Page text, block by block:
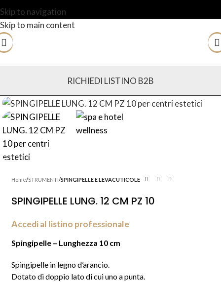
Skip to navigation
Skip to main content
RICHIEDI LISTINO B2B
Home STRUMENTI SPINGIPELLE E LEVACUTICOLE
SPINGIPELLE LUNG. 12 CM PZ 10
Accedi al listino professionale
Spingipelle – Lunghezza 10 cm
Spingipelle in legno d’arancio.
Dotato didoppio lato di cuiuno a punta.